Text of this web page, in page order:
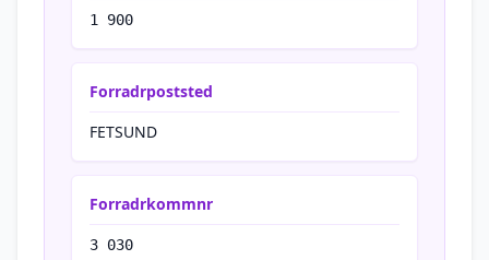
1 900
Forradrpoststed
FETSUND
Forradrkommnr
3 030